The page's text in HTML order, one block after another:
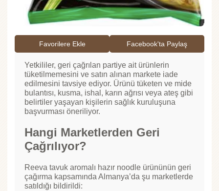
Favorilere Ekle Facebook'ta Paylaş
Yetkililer, geri çağrılan partiye ait ürünlerin
tüketilmemesini ve satın alınan markete iade
edilmesini tavsiye ediyor. Ürünü tüketen ve mide
bulantısı, kusma, ishal, karın ağrısı veya ateş gibi
belirtiler yaşayan kişilerin sağlık kuruluşuna
başvurması öneriliyor.
Hangi Marketlerden Geri
Çağrılıyor?
Reeva tavuk aromalı hazır noodle ürününün geri
çağırma kapsamında Almanya’da şu marketlerde
satıldığı bildirildi: